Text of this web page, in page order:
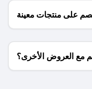
على منتجات معينة
فقط؟
مع العروض الأخرى؟